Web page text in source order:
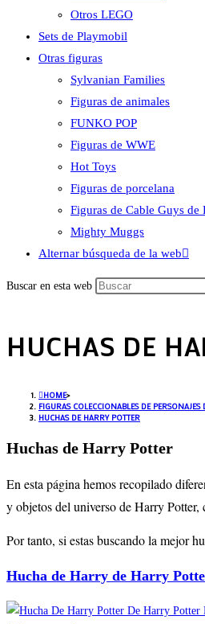
Otros LEGO
Sets de Playmobil
Otras figuras
Sylvanian Families
Figuras de animales
FUNKO POP
Figuras de WWE
Hot Toys
Figuras de porcelana
Figuras de Cable Guys de
Mighty Muggs
Alternar búsqueda de la web
Buscar en esta web
HUCHAS DE
HOME>
FIGURAS COLECCIONABLES DE PERSONAJES
HUCHAS DE HARRY POTTER
Huchas de Harry Potter
En esta página hemos recopilado
y objetos del universo de Harry
Por tanto, si estas buscando la mejor
Hucha de Harry de Harry